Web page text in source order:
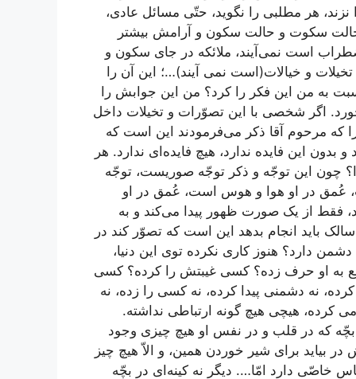
هر مطلبی را نگوید، حتّی مسائل عادی،
حالت سکوت و حالت سکون و آرامش بیشتر
است نمی‌آیند، ملائکه در جای سکون و
و خیالات(است نمی آیند)…؛ این آن را
به من این فکر را کرد؟ من این جوابش را
اگر شخصی با این تصوّرات و تخیلات داخل
مرحوم آقا ذکر می‌فرمودند این است که
این فایده ندارد، هیچ فایده‌ای ندارد. هر
چون این توجّه و ذکر توجّه صوریست، توجّه
در او هوا و هوس است، عُمق در او
فقط از یک صورت ظهور پیدا می‌کند و به
باید انجام بدهد این است که تصوّر کند در
دارد؟ هنوز کاری نکرده توی این دنیا،
به او حرف زده؟ کسی غیبتش را کرده؟ کسی
نه دشمنی پیدا کرده،‌ نه کسی را زده، نه
کرده، هیچی هیچ گونه ارتباطی نداشته.
که در قلب و در نفس او هیچ چیزی وجود
برای شیر خوردن همین، و الاّ هیچ چیز
خاصّی دارد امّا…. دیگر نه کینه‌ای در بچّه